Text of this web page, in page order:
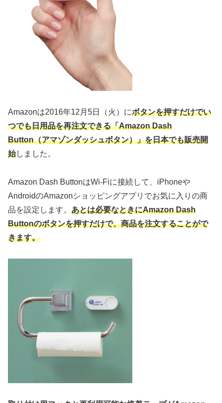
Amazonは2016年12月5日（火）にボタンを押すだけでい
つでも日用品を再注文できる「Amazon Dash
Button（アマゾンダッシュボタン）」を日本でも販売開
始しました。
Amazon Dash ButtonはWi-Fiに接続して、iPhoneや
AndroidのAmazonショッピングアプリでお気に入りの商
品を設定します。 あとは必要なときにAmazon Dash
Buttonのボタンを押すだけで、商品を注文することがで
きます。